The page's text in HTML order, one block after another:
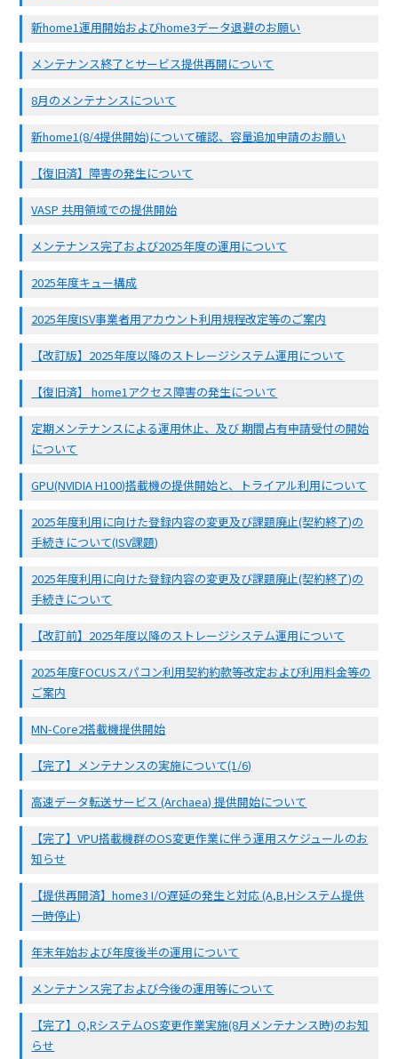
新home1運用開始およびhome3データ退避のお願い
メンテナンス終了とサービス提供再開について
8月のメンテナンスについて
新home1(8/4提供開始)について確認、容量追加申請のお願い
【復旧済】障害の発生について
VASP 共用領域での提供開始
メンテナンス完了および2025年度の運用について
2025年度キュー構成
2025年度ISV事業者用アカウント利用規程改定等のご案内
【改訂版】2025年度以降のストレージシステム運用について
【復旧済】 home1アクセス障害の発生について
定期メンテナンスによる運用休止、及び 期間占有申請受付の開始
について
GPU(NVIDIA H100)搭載機の提供開始と、トライアル利用について
2025年度利用に向けた登録内容の変更及び課題廃止(契約終了)の
手続きについて(ISV課題)
2025年度利用に向けた登録内容の変更及び課題廃止(契約終了)の
手続きについて
【改訂前】2025年度以降のストレージシステム運用について
2025年度FOCUSスパコン利用契約約款等改定および利用料金等の
ご案内
MN-Core2搭載機提供開始
【完了】メンテナンスの実施について(1/6)
高速データ転送サービス (Archaea) 提供開始について
【完了】VPU搭載機群のOS変更作業に伴う運用スケジュールのお
知らせ
【提供再開済】home3 I/O遅延の発生と対応 (A,B,Hシステム提供
一時停止)
年末年始および年度後半の運用について
メンテナンス完了および今後の運用等について
【完了】Q,RシステムOS変更作業実施(8月メンテナンス時)のお知
らせ